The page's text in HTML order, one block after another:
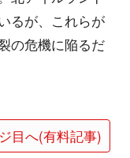
るが、これらが
の危機に陥るだ
目へ(有料記事)